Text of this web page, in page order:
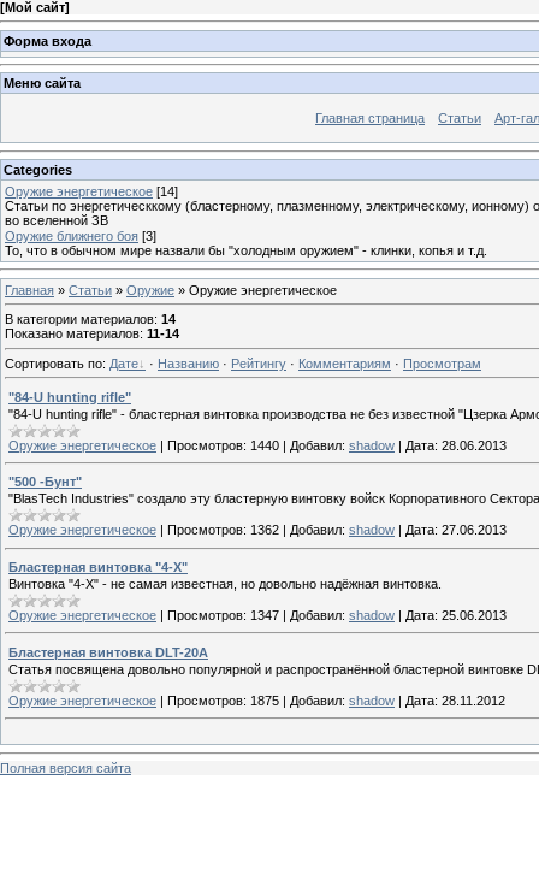
[Мой сайт]
Форма входа
Меню сайта
Главная страница Статьи Арт-
Categories
Оружие энергетическое [14]
Статьи по энергетическкому (бластерному, плазменному, электрическому, ионному)
во вселенной ЗВ
Оружие ближнего боя [3]
То, что в обычном мире назвали бы "холодным оружием" - клинки, копья и т.д.
Главная » Статьи » Оружие » Оружие энергетическое
В категории материалов: 14
Показано материалов: 11-14
Сортировать по: Дате · Названию · Рейтингу · Комментариям · Просмотрам
"84-U hunting rifle"
"84-U hunting rifle" - бластерная винтовка производства не без известной "Цзерка
Оружие энергетическое | Просмотров: 1440 | Добавил: shadow | Дата: 28.06.2013
"500 -Бунт"
"BlasTech Industries" создало эту бластерную винтовку войск Корпоративного
Оружие энергетическое Просмотров: 1362 Добавил: shadow Дата: 27.06.2013
Бластерная винтовка "4-Х"
Винтовка "4-Х" - не самая известная, но довольно надёжная винтовка.
Оружие энергетическое | Просмотров: 1347 | Добавил: shadow | Дата: 25.06.2013
Бластерная винтовка DLT-20A
Статья посвящена довольно популярной и распространённой бластерной винтовке
Оружие энергетическое | Просмотров: 1875 | Добавил: shadow | Дата: 28.11.2012
Полная версия сайта